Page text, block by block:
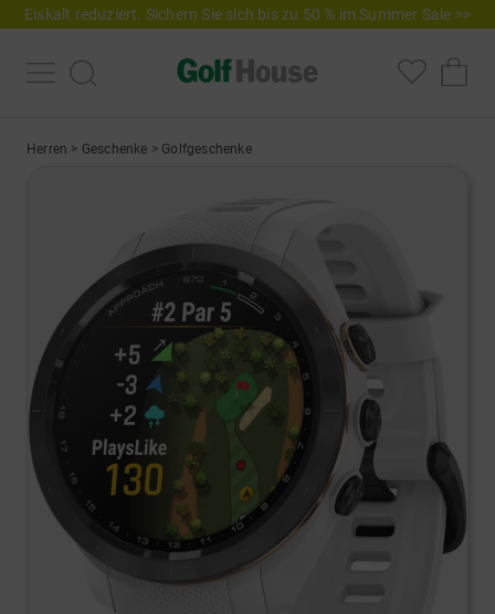
Eiskalt reduziert. Sichern Sie sich bis zu 50 % im Summer Sale >>
Herren > Geschenke > Golfgeschenke